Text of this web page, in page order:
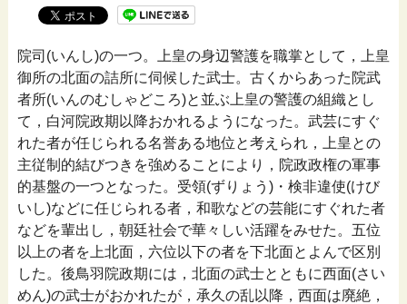
院司(いんし)の一つ。上皇の身辺警護を職掌として，上皇
御所の北面の詰所に伺候した武士。古くからあった院武
者所(いんのむしゃどころ)と並ぶ上皇の警護の組織とし
て，白河院政期以降おかれるようになった。武芸にすぐ
れた者が任じられる名誉ある地位と考えられ，上皇との
主従制的結びつきを強めることにより，院政政権の軍事
的基盤の一つとなった。受領(ずりょう)・検非違使(けび
いし)などに任じられる者，和歌などの芸能にすぐれた者
などを輩出し，朝廷社会で華々しい活躍をみせた。五位
以上の者を上北面，六位以下の者を下北面とよんで区別
した。後鳥羽院政期には，北面の武士とともに西面(さい
めん)の武士がおかれたが，承久の乱以降，西面は廃絶，